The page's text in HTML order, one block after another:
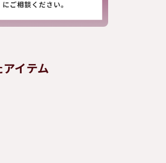
イテム